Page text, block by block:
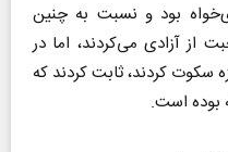
بود و نسبت به چنین
آزادی می‌کردند، اما در
سکوت کردند، ثابت کردند که
بوده است.